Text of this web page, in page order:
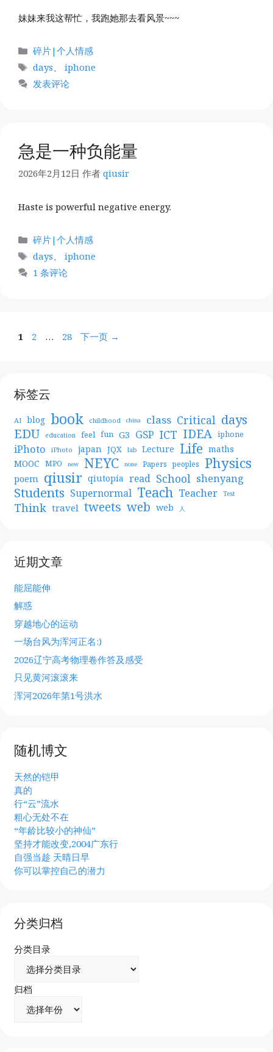
妹妹来我这帮忙，我跑她那去看风景~~~
分
类
碎片|个人情感
标
签
days
iphone
发表评论
急是一种负能量
2026年2月12日 作者 qiusir
Haste is powerful negative energy.
分
类
碎片|个人情感
标
签
days、 iphone
1 条评论
页
1
页
2 …
页
28 下一页 →
标签云
AI blog book childhood china class Critical days
EDU education feel fun G3 GSP ICT IDEA iphone
iPhoto iPhoto japan JQX lab Lecture Life maths
MOOC MPO new NEYC none Papers peoples Physics
poem qiusir qiutopia read School shenyang
Students Supernormal Teach Teacher Test
Think travel tweets web web 人
近期文章
能屈能伸
解惑
穿越地心的运动
一场台风为浑河正名:)
2026辽宁高考物理卷作答及感受
只见黄河滚滚来
浑河2026年第1号洪水
随机博文
天然的铠甲
真的
行“云”流水
粗心无处不在
“年龄比较小的神仙”
坚持才能改变,2004广东行
自强当趁 天晴日早
你可以掌控自己的潜力
分类归档
分类目录
归档